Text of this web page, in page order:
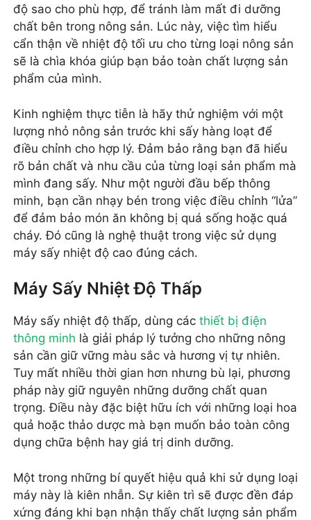
độ sao cho phù hợp, để tránh làm mất đi dưỡng
chất bên trong nông sản. Lúc này, việc tìm hiểu
cẩn thận về nhiệt độ tối ưu cho từng loại nông sản
sẽ là chìa khóa giúp bạn bảo toàn chất lượng sản
phẩm của mình.
Kinh nghiệm thực tiễn là hãy thử nghiệm với một
lượng nhỏ nông sản trước khi sấy hàng loạt để
điều chỉnh cho hợp lý. Đảm bảo rằng bạn đã hiểu
rõ bản chất và nhu cầu của từng loại sản phẩm mà
mình đang sấy. Như một người đầu bếp thông
minh, bạn cần nhạy bén trong việc điều chỉnh “lửa”
để đảm bảo món ăn không bị quá sống hoặc quá
cháy. Đó cũng là nghệ thuật trong việc sử dụng
máy sấy nhiệt độ cao đúng cách.
Máy Sấy Nhiệt Độ Thấp
Máy sấy nhiệt độ thấp, dùng các thiết bị điện
thông minh là giải pháp lý tưởng cho những nông
sản cần giữ vững màu sắc và hương vị tự nhiên.
Tuy mất nhiều thời gian hơn nhưng bù lại, phương
pháp này giữ nguyên những dưỡng chất quan
trọng. Điều này đặc biệt hữu ích với những loại hoa
quả hoặc thảo dược mà bạn muốn bảo toàn công
dụng chữa bệnh hay giá trị dinh dưỡng.
Một trong những bí quyết hiệu quả khi sử dụng loại
máy này là kiên nhẫn. Sự kiên trì sẽ được đền đáp
xứng đáng khi bạn nhận thấy chất lượng sản phẩm